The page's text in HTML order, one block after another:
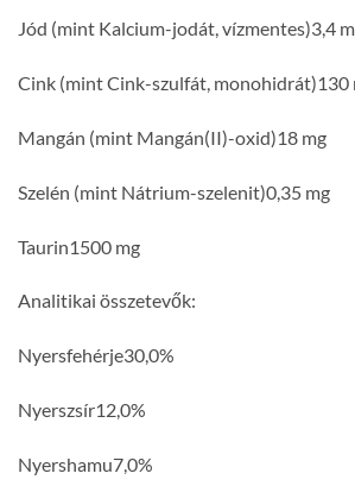
Jód (mint Kalcium-jodát, vízmentes)3,4
Cink (mint Cink-szulfát, monohidrát)130
Mangán (mint Mangán(II)-oxid)18 mg
Szelén (mint Nátrium-szelenit)0,35 mg
Taurin1500 mg
Analitikai összetevők:
Nyersfehérje30,0%
Nyerszsír12,0%
Nyershamu7,0%